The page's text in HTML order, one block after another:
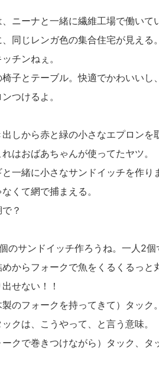
ニーナと一緒に繊維工場で働いて
同じレンガ色の集合住宅が見える。
チンねぇ。
椅子とテーブル。快適でかわいいし
つけるよ。
しから赤と緑の小さなエプロンを
はおばあちゃんが使ってたヤツ。
と一緒に小さなサンドイッチを作
くて網で捕まえる。
？
のサンドイッチ作ろうね。一人2個
からフォークで魚をくるくるっと
せない！！
製のフォークを持ってきて）タック。
ックは、こうやって、と言う意味。
ークで巻きつけながら）タック、タ